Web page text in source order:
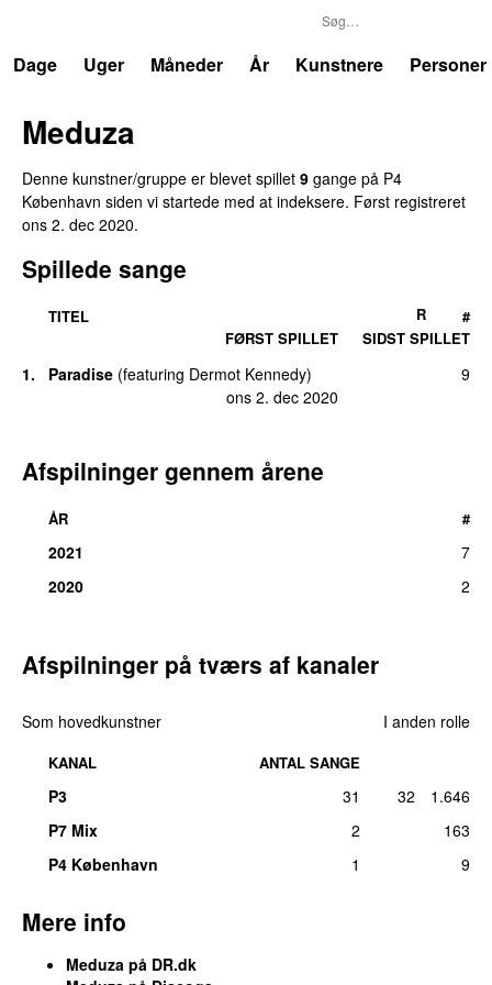
Dage
Uger Måneder År Kunstnere Personer
Meduza
Denne kunstner/gruppe er blevet spillet 9 gange på P4
København siden vi startede med at indeksere. Først registreret
ons 2. dec 2020.
Spillede sange
TITEL
FØRST SPILLET
SIDST SPILLET
R #
1. Paradise (featuring Dermot Kennedy)
ons 2. dec 2020
9
Afspilninger gennem årene
ÅR #
2021
7
2020
2
Afspilninger på tværs af kanaler
Som hovedkunstner I anden rolle
KANAL ANTAL SANGE
P3 31 32
1.646
P7 Mix
2
163
P4 København
1 9
Mere info
Meduza på DR.dk